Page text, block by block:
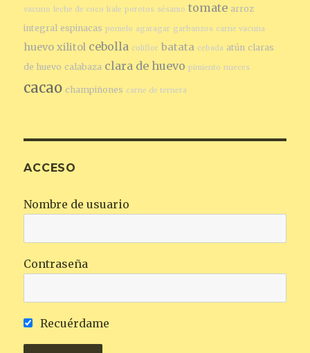
vacuno leche de coco kale porotos sésamo tomate arroz
integral espinacas pomelo agaragar garbanzos carne vacuna
huevo xilitol cebolla coliflor batata cebada atún claras
de huevo calabaza clara de huevo pimiento nueces
cacao champiñones carne de ternera
ACCESO
Nombre de usuario
Contraseña
Recuérdame